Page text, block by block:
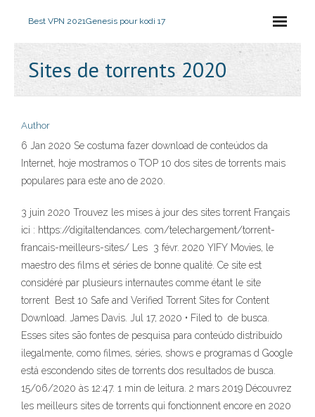
Best VPN 2021Genesis pour kodi 17
Sites de torrents 2020
Author
6 Jan 2020 Se costuma fazer download de conteúdos da
Internet, hoje mostramos o TOP 10 dos sites de torrents mais
populares para este ano de 2020.
3 juin 2020 Trouvez les mises à jour des sites torrent Français
ici : https://digitaltendances. com/telechargement/torrent-
francais-meilleurs-sites/ Les 3 févr. 2020 YIFY Movies, le
maestro des films et séries de bonne qualité. Ce site est
considéré par plusieurs internautes comme étant le site
torrent Best 10 Safe and Verified Torrent Sites for Content
Download. James Davis. Jul 17, 2020 • Filed to de busca.
Esses sites são fontes de pesquisa para conteúdo distribuído
ilegalmente, como filmes, séries, shows e programas d Google
está escondendo sites de torrents dos resultados de busca.
15/06/2020 às 12:47. 1 min de leitura. 2 mars 2019 Découvrez
les meilleurs sites de torrents qui fonctionnent encore en 2020